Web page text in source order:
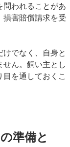
問われることがあ
損害賠償請求を受
でなく、自身と
ん。飼い主とし
を通しておくこ
準備と